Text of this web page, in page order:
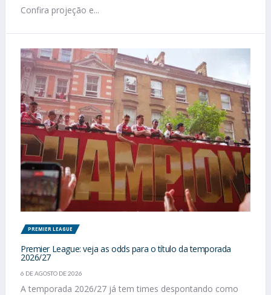
Confira projeção e...
PREMIER LEAGUE
Premier League: veja as odds para o título da temporada
2026/27
6 DE AGOSTO DE 2026
A temporada 2026/27 já tem times despontando como